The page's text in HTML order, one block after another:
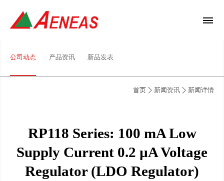
公司动态 产品资讯 新品发表
首页 新闻资讯 新闻详情
RP118 Series: 100 mA Low
Supply Current 0.2 µA Voltage
Regulator (LDO Regulator)